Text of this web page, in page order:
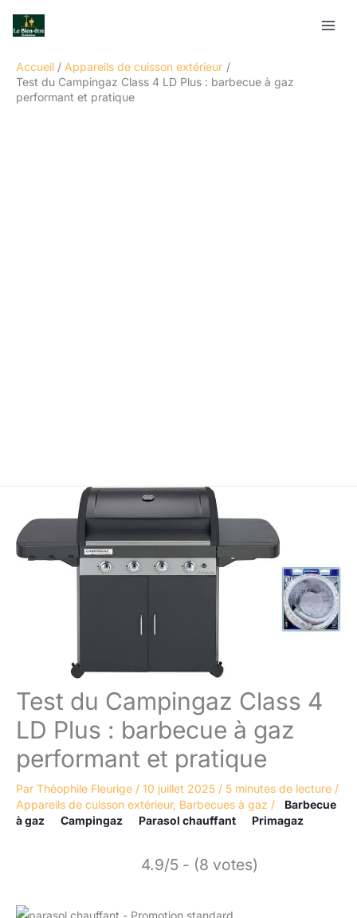
Accueil
Appareils de cuisson extérieur
Test du Campingaz Class 4 LD Plus : barbecue à gaz
performant et pratique
Test du Campingaz Class 4
LD Plus : barbecue à gaz
performant et pratique
Par Théophile Fleurige / 10 juillet 2025 / 5 minutes de lecture /
Appareils de cuisson extérieur, Barbecues à gaz /
Barbecue
à gaz
Campingaz Parasol chauffant Primagaz
4.9/5 - (8 votes)